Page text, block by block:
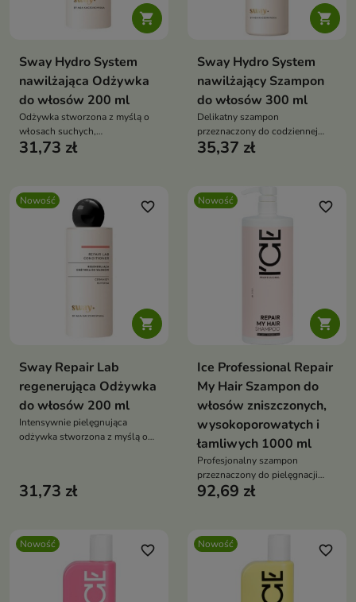

Sway Hydro System
nawilżająca Odżywka
do włosów 200 ml
Odżywka stworzona z myślą o
włosach suchych,
odwodnionych i pozbawionych
31,73 zł

Sway Hydro System
nawilżający Szampon
do włosów 300 ml
Delikatny szampon
przeznaczony do codziennej
pielęgnacji włosów suchych,
35,37 zł
Nowość

favorite_border
Sway Repair Lab
regenerująca Odżywka
do włosów 200 ml
Intensywnie pielęgnująca
odżywka stworzona z myślą o
31,73 zł
Nowość

favorite_border
Ice Professional Repair
My Hair Szampon do
włosów zniszczonych,
wysokoporowatych i
łamliwych 1000 ml
Profesjonalny szampon
przeznaczony do pielęgnacji
włosów osłabionych,
92,69 zł
Nowość favorite_border Nowość favorite_border